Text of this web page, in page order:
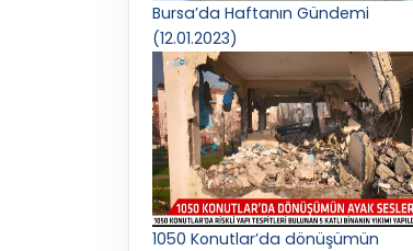
Bursa’da Haftanın Gündemi
(12.01.2023)
1050 Konutlar’da dönüşümün